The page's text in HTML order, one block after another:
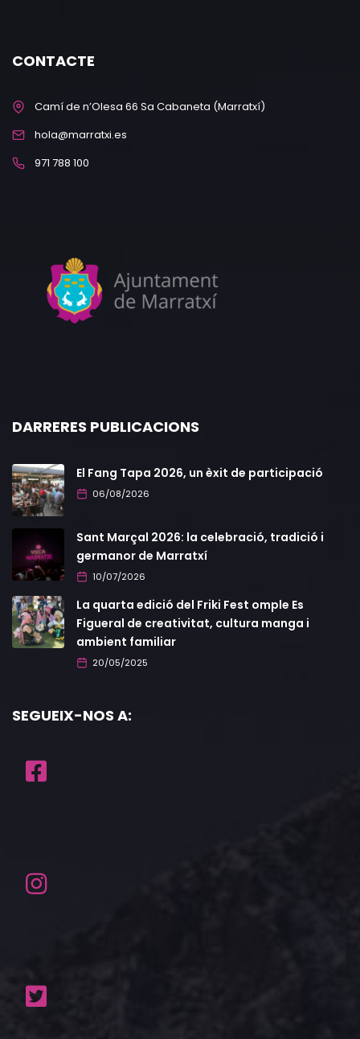
CONTACTE
Camí de n’Olesa 66 Sa Cabaneta (Marratxí)
hola@marratxi.es
971 788 100
DARRERES PUBLICACIONS
El Fang Tapa 2026, un èxit de participació
06/08/2026
Sant Marçal 2026: la celebració, tradició i
germanor de Marratxí
10/07/2026
La quarta edició del Friki Fest omple Es
Figueral de creativitat, cultura manga i
ambient familiar
20/05/2025
SEGUEIX-NOS A: